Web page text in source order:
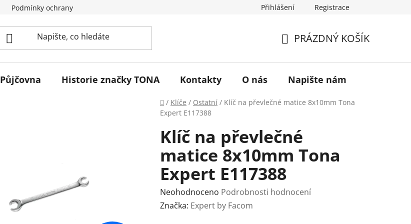
Podmínky ochrany osobních údajů Historie značky TONA
Přihlášení Registrace
KOŠÍK
PRÁZDNÝ KOŠÍK
Půjčovna Historie značky TONA Kontakty O nás Napište nám
Domů
/ Klíče / Ostatní / Klíč na převlečné matice 8x10mm Tona
Expert E117388
Klíč na převlečné
matice 8x10mm Tona
Expert E117388
Průměrné
hodnocení
Neohodnoceno Podrobnosti hodnocení
Značka: Expert by Facom